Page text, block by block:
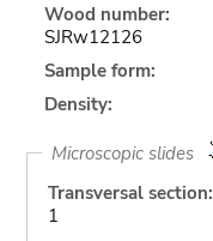
Wood number:
SJRw12126
Sample form:
Density:
Microscopic slides
Transversal section:
1